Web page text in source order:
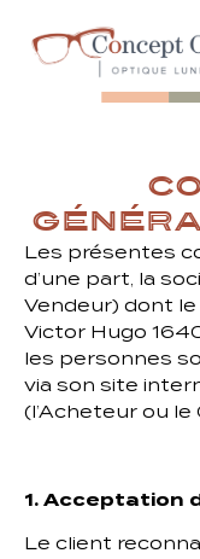
Les présentes
d’une part, la
Vendeur) dont le
Victor Hugo
les personnes
via son site
(l’Acheteur ou le
1. Acceptation
Le client